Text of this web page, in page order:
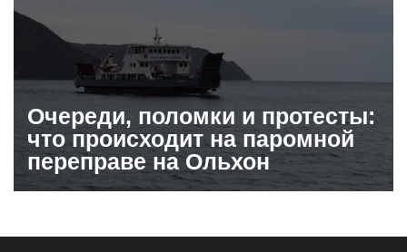
Очереди, поломки и протесты:
что происходит на паромной
переправе на Ольхон